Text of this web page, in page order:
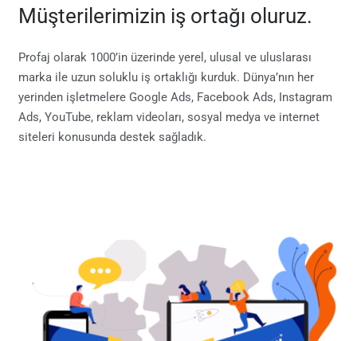
Müşterilerimizin iş ortağı oluruz.
Profaj olarak 1000’in üzerinde yerel, ulusal ve uluslarası
marka ile uzun soluklu iş ortaklığı kurduk. Dünya’nın her
yerinden işletmelere Google Ads, Facebook Ads, Instagram
Ads, YouTube, reklam videoları, sosyal medya ve internet
siteleri konusunda destek sağladık.